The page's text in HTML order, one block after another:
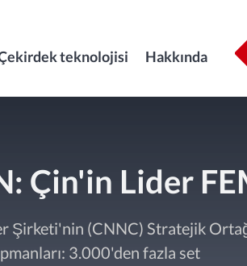
teknolojisi Hakkında
Çin'in Lider
Şirketi'nin (CNNC) Stratejik
3.000'den fazla set